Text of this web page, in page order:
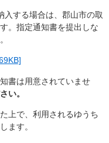
入する場合は、郡山市の取
。指定通知書を提出しな
書は用意されていませ
い。
た上で、利用されるゆうち
ます。